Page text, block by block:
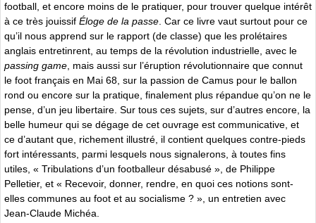
football, et encore moins de le pratiquer, pour trouver quelque intérêt
à ce très jouissif Éloge de la passe. Car ce livre vaut surtout pour ce
qu’il nous apprend sur le rapport (de classe) que les prolétaires
anglais entretinrent, au temps de la révolution industrielle, avec le
passing game, mais aussi sur l’éruption révolutionnaire que connut
le foot français en Mai 68, sur la passion de Camus pour le ballon
rond ou encore sur la pratique, finalement plus répandue qu’on ne le
pense, d’un jeu libertaire. Sur tous ces sujets, sur d’autres encore, la
belle humeur qui se dégage de cet ouvrage est communicative, et
ce d’autant que, richement illustré, il contient quelques contre-pieds
fort intéressants, parmi lesquels nous signalerons, à toutes fins
utiles, « Tribulations d’un footballeur désabusé », de Philippe
Pelletier, et « Recevoir, donner, rendre, en quoi ces notions sont-
elles communes au foot et au socialisme ? », un entretien avec
Jean-Claude Michéa.